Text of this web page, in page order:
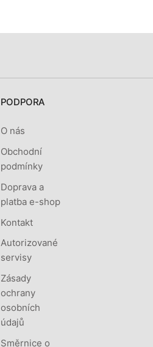
PODPORA
O nás
Obchodní
podmínky
Doprava a
platba e-shop
Kontakt
Autorizované
servisy
Zásady
ochrany
osobních
údajů
Směrnice o